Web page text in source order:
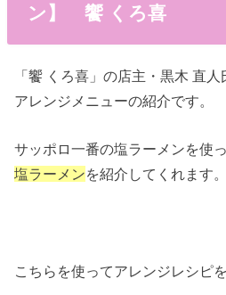
ン】 饗 くろ喜
「饗 くろ喜」の店主・黒木 直
アレンジメニューの紹介です。
サッポロ一番の塩ラーメンを使っ
塩ラーメンを紹介してくれます。
こちらを使ってアレンジレシピ